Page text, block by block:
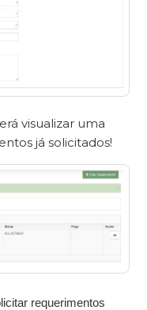
visualizar uma
já solicitados!
requerimentos